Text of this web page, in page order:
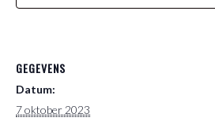
GEGEVENS
Datum:
7 oktober 2023